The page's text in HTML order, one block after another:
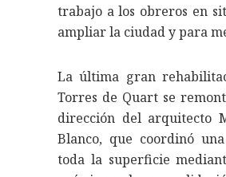
trabajo a los obreros en
ampliar la ciudad y para
La última gran
Torres de Quart se
dirección del arquitecto
Blanco, que coordinó
toda la superficie